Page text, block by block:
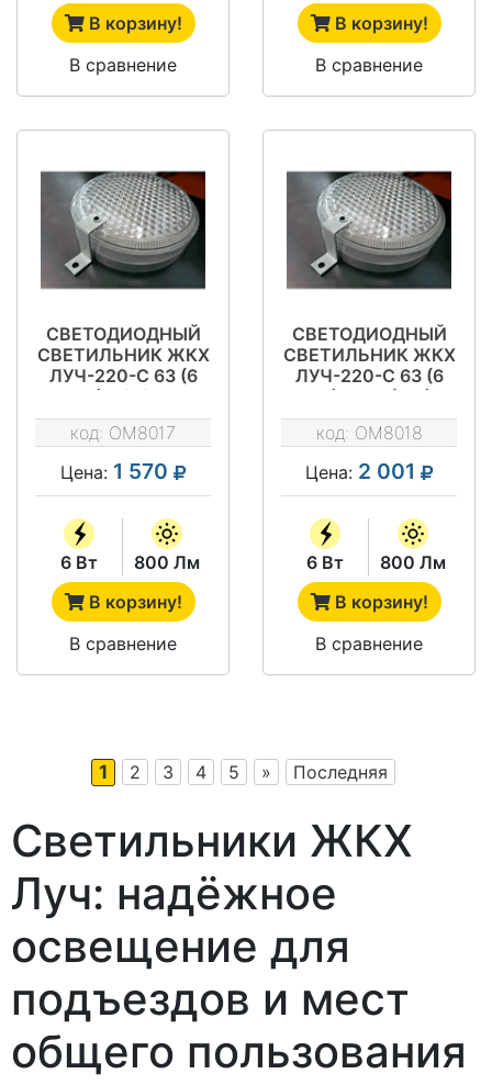
В корзину!
В сравнение
В корзину!
В сравнение
СВЕТОДИОДНЫЙ
СВЕТИЛЬНИК ЖКХ
ЛУЧ-220-С 63 (6
ВТ) А/Ф/ФА
НАЛИЧИЕ
ДЕЖУРНОГО
РЕЖИМА (Д)
ДРАЙВ
код: OM8017
Цена: 1 570
6 Вт
800 Лм
В корзину!
В сравнение
СВЕТОДИОДНЫЙ
СВЕТИЛЬНИК ЖКХ
ЛУЧ-220-С 63 (6
ВТ) МВФ (МВ)
ДРАЙВ
код: OM8018
Цена: 2 001
6 Вт
800 Лм
В корзину!
В сравнение
1 2 3 4 5 » Последняя
Светильники ЖКХ
Луч: надёжное
освещение для
подъездов и мест
общего пользования